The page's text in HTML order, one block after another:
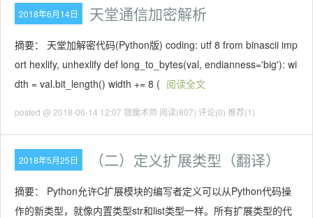
2018年6月14日 天堂通信加密解析
摘要： 天堂加解密代码(Python版) coding: utf 8 from binascii imp
ort hexlify, unhexlify def long_to_bytes(val, endianness='big'): wi
dth = val.bit_length() width += 8 ( 阅读全文
posted @ 2018-06-14 12:07 银魔术师 阅读(807) 评论(0) 推荐(1)
2018年5月25日 （二）定义扩展类型（翻译）
摘要： Python允许C扩展模块的编写者定义可以从Python代码操
作的新类型，就像内置类型str和list类型一样。所有扩展类型的代